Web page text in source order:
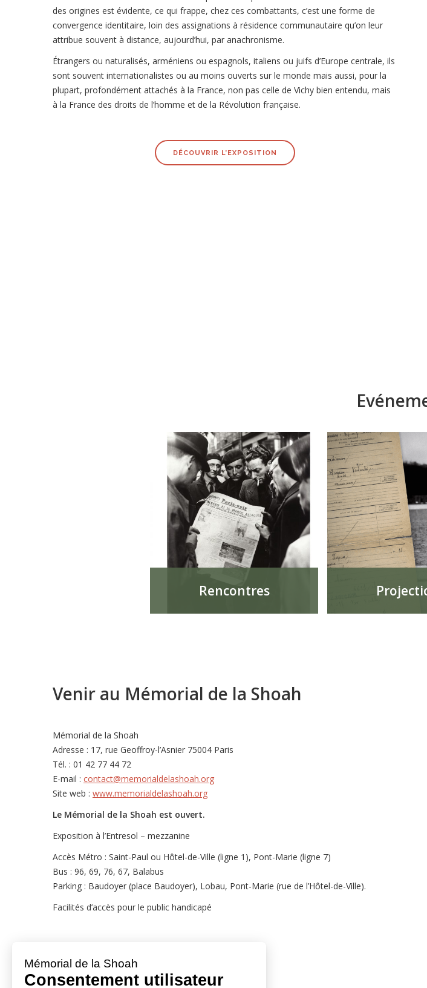
des origines est évidente, ce qui frappe, chez ces combattants, c’est une forme de
convergence identitaire, loin des assignations à résidence communautaire qu’on leur
attribue souvent à distance, aujourd’hui, par anachronisme.
Étrangers ou naturalisés, arméniens ou espagnols, italiens ou juifs d’Europe centrale, ils
sont souvent internationalistes ou au moins ouverts sur le monde mais aussi, pour la
plupart, profondément attachés à la France, non pas celle de Vichy bien entendu, mais
à la France des droits de l’homme et de la Révolution française.
DÉCOUVRIR L’EXPOSITION
Rencontres
Venir au Mémorial de la Shoah
Mémorial de la Shoah
Adresse : 17, rue Geoffroy-l’Asnier 75004 Paris
Tél. : 01 42 77 44 72
E-mail : contact@memorialdelashoah.org
Site web : www.memorialdelashoah.org
Le Mémorial de la Shoah est ouvert.
Exposition à l’Entresol – mezzanine
Accès Métro : Saint-Paul ou Hôtel-de-Ville (ligne 1), Pont-Marie (ligne 7)
Bus : 96, 69, 76, 67, Balabus
Parking : Baudoyer (place Baudoyer), Lobau, Pont-Marie (rue de l’Hôtel-de-Ville).
Facilités d’accès pour le public handicapé